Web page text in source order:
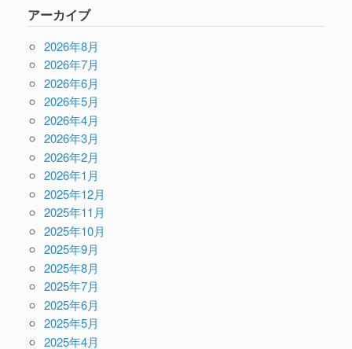
アーカイブ
2026年8月
2026年7月
2026年6月
2026年5月
2026年4月
2026年3月
2026年2月
2026年1月
2025年12月
2025年11月
2025年10月
2025年9月
2025年8月
2025年7月
2025年6月
2025年5月
2025年4月